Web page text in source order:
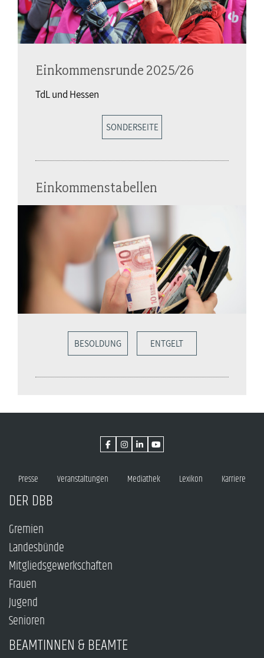
Einkommensrunde 2025/26
TdL und Hessen
SONDERSEITE
Einkommenstabellen
BESOLDUNG ENTGELT
Presse Veranstaltungen Mediathek Lexikon Karriere
DER DBB
Gremien
Landesbünde
Mitgliedsgewerkschaften
Frauen
Jugend
Senioren
BEAMTINNEN & BEAMTE